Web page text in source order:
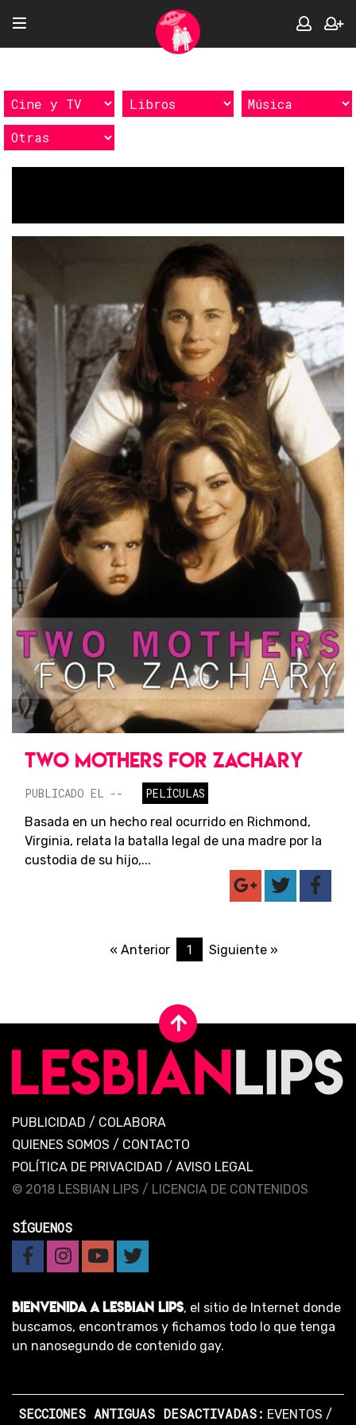
TWO MOTHERS FOR ZACHARY
PUBLICADO EL --
PELÍCULAS
Basada en un hecho real ocurrido en Richmond,
Virginia, relata la batalla legal de una madre por la
custodia de su hijo,...
« Anterior 1 Siguiente »
PUBLICIDAD / COLABORA
QUIENES SOMOS / CONTACTO
POLÍTICA DE PRIVACIDAD / AVISO LEGAL
© 2018 LESBIAN LIPS / LICENCIA DE CONTENIDOS
SÍGUENOS
BIENVENIDA A LESBIAN LIPS, el sitio de Internet donde
buscamos, encontramos y fichamos todo lo que tenga
un nanosegundo de contenido gay.
SECCIONES ANTIGUAS DESACTIVADAS: EVENTOS /